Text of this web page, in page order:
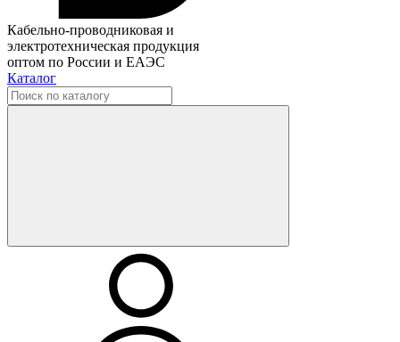
Кабельно-проводниковая и
электротехническая продукция
оптом по России и ЕАЭС
Каталог